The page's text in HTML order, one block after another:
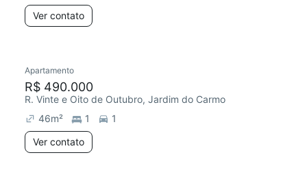
Ver contato
Apartamento
R$ 490.000
R. Vinte e Oito de Outubro, Jardim do Carmo
46m² 1
1
Ver contato